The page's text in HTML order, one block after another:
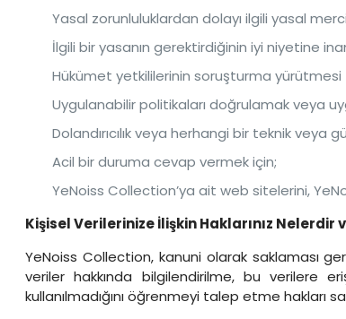
Yasal zorunluluklardan dolayı ilgili yasal
İlgili bir yasanın gerektirdiğinin iyi niyetine
Hükümet yetkililerinin soruşturma yürütmesi
Uygulanabilir politikaları doğrulamak veya
Dolandırıcılık veya herhangi bir teknik veya
Acil bir duruma cevap vermek için;
YeNoiss Collection’ya ait web sitelerini,
Kişisel Verilerinize İlişkin Haklarınız Nelerdir
YeNoiss Collection, kanuni olarak saklaması
veriler hakkında bilgilendirilme, bu verilere
kullanılmadığını öğrenmeyi talep etme hakları